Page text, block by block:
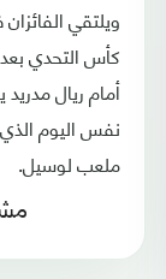
ويلتقي
ملعب لوسيل.